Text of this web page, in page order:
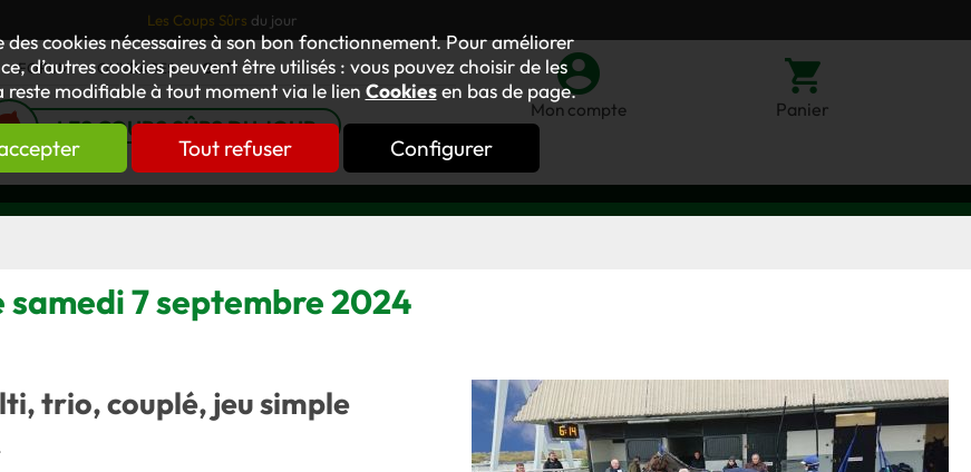
des cookies nécessaires à son bon fonctionnement. Pour améliorer
d’autres cookies peuvent être utilisés : vous pouvez choisir de les
reste modifiable à tout moment via le lien Cookiesen bas de page.
Tout refuser Configurer
Les Coups Sûrs du jour
FORUM OUVRAGES GNT
LES COUPS SÛRS DU JOUR
Mon compte Panier
samedi 7 septembre 2024
trio, couplé, jeu simple